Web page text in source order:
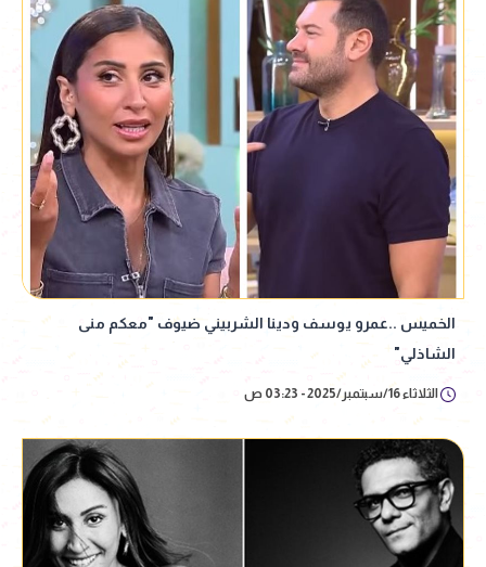
الخميس ..عمرو يوسف ودينا الشربيني ضيوف "معكم منى
الشاذلي"
الثلاثاء 16/سبتمبر/2025 - 03:23 ص